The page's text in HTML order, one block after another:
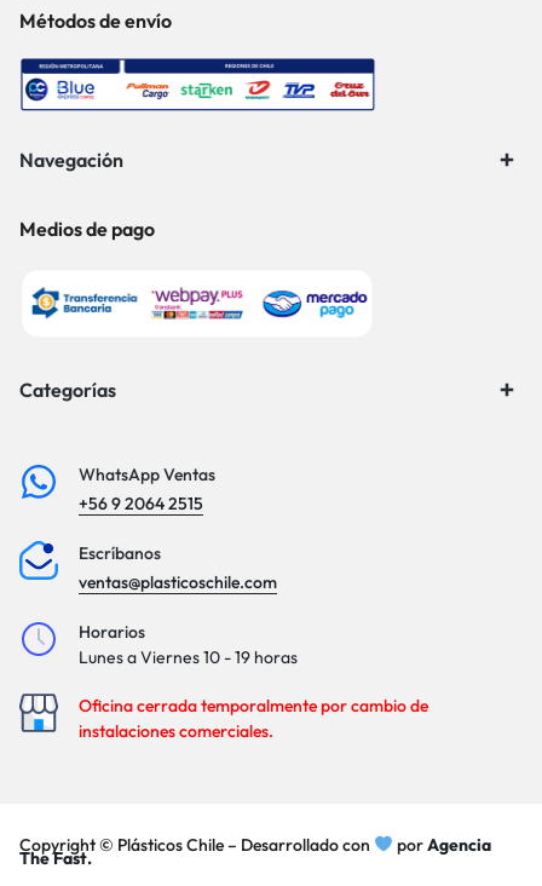
Métodos de envío
Navegación
Medios de pago
Categorías
WhatsApp Ventas
+56 9 2064 2515
Escríbanos
ventas@plasticoschile.com
Horarios
Lunes a Viernes 10 - 19 horas
Oficina cerrada temporalmente por cambio de
instalaciones comerciales.
Copyright © Plásticos Chile – Desarrollado con porAgencia
The Fast.